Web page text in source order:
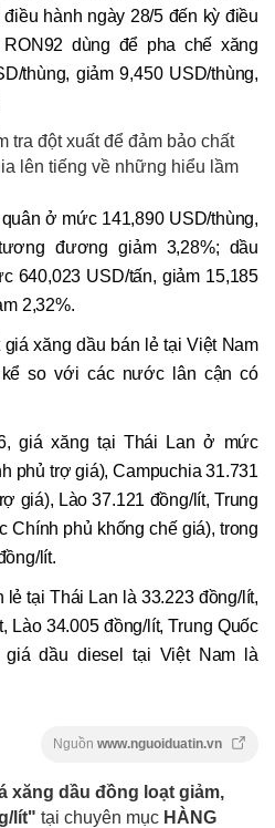
hành ngày 28/5 đến kỳ điều
dùng để pha chế xăng
thùng, giảm 9,450 USD/thùng,
tra đột xuất để đảm bảo chất
lên tiếng về những hiểu lầm
ở mức 141,890 USD/thùng,
đương giảm 3,28%; dầu
640,023 USD/tấn, giảm 15,185
2,32%.
xăng dầu bán lẻ tại Việt Nam
so với các nước lân cận có
giá xăng tại Thái Lan ở mức
phủ trợ giá), Campuchia 31.731
giá), Lào 37.121 đồng/lít, Trung
Chính phủ khống chế giá), trong
lít.
tại Thái Lan là 33.223 đồng/lít,
Lào 34.005 đồng/lít, Trung Quốc
giá dầu diesel tại Việt Nam là
Nguồn www.nguoiduatin.vn
xăng dầu đồng loạt giảm,
lít" tại chuyên mục HÀNG